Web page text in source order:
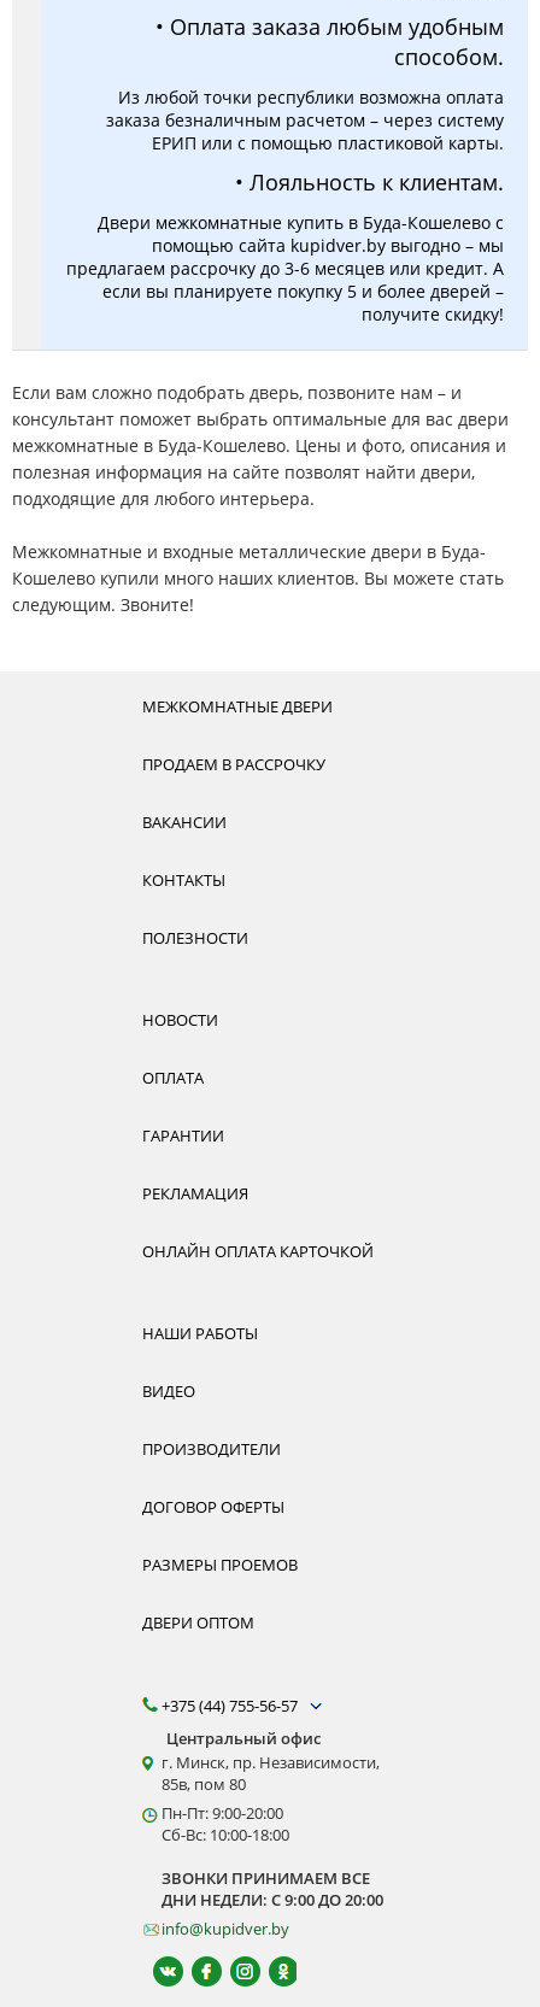
• Оплата заказа любым удобным
способом.
Из любой точки республики возможна оплата
заказа безналичным расчетом – через систему
ЕРИП или с помощью пластиковой карты.
• Лояльность к клиентам.
Двери межкомнатные купить в Буда-Кошелево с
помощью сайта kupidver.by выгодно – мы
предлагаем рассрочку до 3-6 месяцев или кредит. А
если вы планируете покупку 5 и более дверей –
получите скидку!
Если вам сложно подобрать дверь, позвоните нам – и
консультант поможет выбрать оптимальные для вас двери
межкомнатные в Буда-Кошелево. Цены и фото, описания и
полезная информация на сайте позволят найти двери,
подходящие для любого интерьера.
Межкомнатные и входные металлические двери в Буда-
Кошелево купили много наших клиентов. Вы можете стать
следующим. Звоните!
МЕЖКОМНАТНЫЕ ДВЕРИ
ПРОДАЕМ В РАССРОЧКУ
ВАКАНСИИ
КОНТАКТЫ
ПОЛЕЗНОСТИ
НОВОСТИ
ОПЛАТА
ГАРАНТИИ
РЕКЛАМАЦИЯ
ОНЛАЙН ОПЛАТА КАРТОЧКОЙ
НАШИ РАБОТЫ
ВИДЕО
ПРОИЗВОДИТЕЛИ
ДОГОВОР ОФЕРТЫ
РАЗМЕРЫ ПРОЕМОВ
ДВЕРИ ОПТОМ
+375 (44) 755-56-57
Центральный офис
г. Минск, пр. Независимости,
85в, пом 80
Пн-Пт: 9:00-20:00
Сб-Вс: 10:00-18:00
ЗВОНКИ ПРИНИМАЕМ ВСЕ
ДНИ НЕДЕЛИ: С 9:00 ДО 20:00
info@kupidver.by